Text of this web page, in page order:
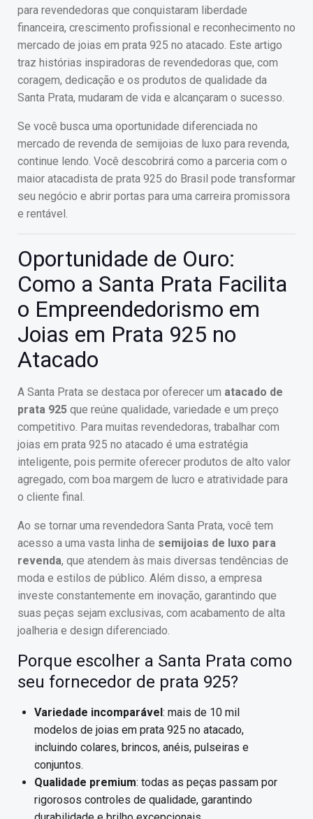
para revendedoras que conquistaram liberdade
financeira, crescimento profissional e reconhecimento no
mercado de joias em prata 925 no atacado. Este artigo
traz histórias inspiradoras de revendedoras que, com
coragem, dedicação e os produtos de qualidade da
Santa Prata, mudaram de vida e alcançaram o sucesso.
Se você busca uma oportunidade diferenciada no
mercado de revenda de semijoias de luxo para revenda,
continue lendo. Você descobrirá como a parceria com o
maior atacadista de prata 925 do Brasil pode transformar
seu negócio e abrir portas para uma carreira promissora
e rentável.
Oportunidade de Ouro:
Como a Santa Prata Facilita
o Empreendedorismo em
Joias em Prata 925 no
Atacado
A Santa Prata se destaca por oferecer um atacado de
prata 925 que reúne qualidade, variedade e um preço
competitivo. Para muitas revendedoras, trabalhar com
joias em prata 925 no atacado é uma estratégia
inteligente, pois permite oferecer produtos de alto valor
agregado, com boa margem de lucro e atratividade para
o cliente final.
Ao se tornar uma revendedora Santa Prata, você tem
acesso a uma vasta linha de semijoias de luxo para
revenda, que atendem às mais diversas tendências de
moda e estilos de público. Além disso, a empresa
investe constantemente em inovação, garantindo que
suas peças sejam exclusivas, com acabamento de alta
joalheria e design diferenciado.
Porque escolher a Santa Prata como
seu fornecedor de prata 925?
Variedade incomparável: mais de 10 mil
modelos de joias em prata 925 no atacado,
incluindo colares, brincos, anéis, pulseiras e
conjuntos.
Qualidade premium: todas as peças passam por
rigorosos controles de qualidade, garantindo